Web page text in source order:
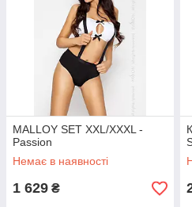
MALLOY SET XXL/XXXL -
Passion
Немає в наявності
1 629 ₴